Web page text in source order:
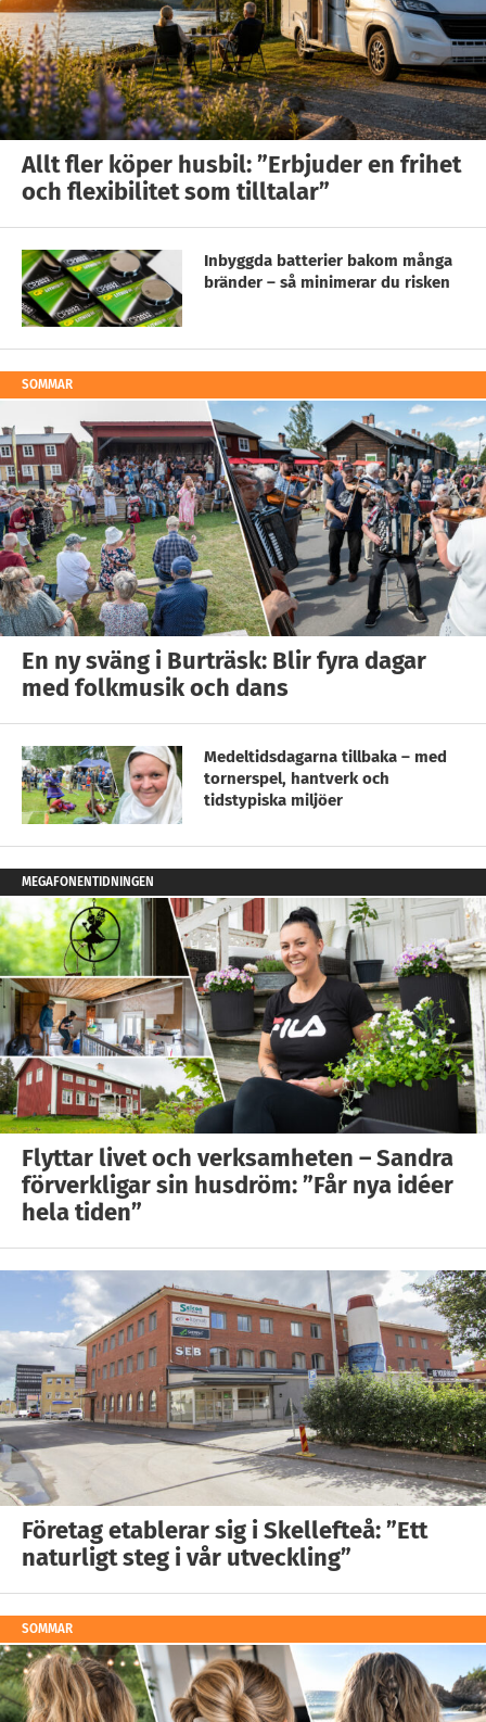
Allt fler köper husbil: ”Erbjuder en frihet
och flexibilitet som tilltalar”
Inbyggda batterier bakom många
bränder – så minimerar du risken
SOMMAR
En ny sväng i Burträsk: Blir fyra dagar
med folkmusik och dans
Medeltidsdagarna tillbaka – med
tornerspel, hantverk och
tidstypiska miljöer
MEGAFONENTIDNINGEN
Flyttar livet och verksamheten – Sandra
förverkligar sin husdröm: ”Får nya idéer
hela tiden”
Företag etablerar sig i Skellefteå: ”Ett
naturligt steg i vår utveckling”
SOMMAR